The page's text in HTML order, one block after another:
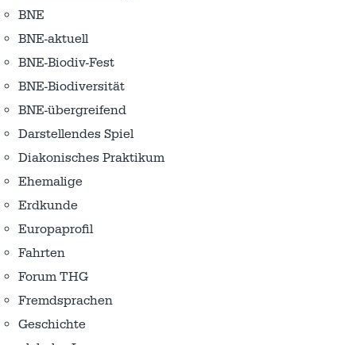
BNE
BNE-aktuell
BNE-Biodiv-Fest
BNE-Biodiversität
BNE-übergreifend
Darstellendes Spiel
Diakonisches Praktikum
Ehemalige
Erdkunde
Europaprofil
Fahrten
Forum THG
Fremdsprachen
Geschichte